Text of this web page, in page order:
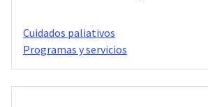
Cuidados paliativos
Programas y servicios